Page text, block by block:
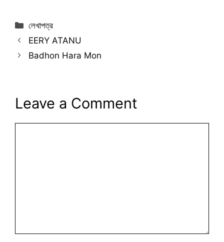
Categories
লেখাপত্র
EERY ATANU
Badhon Hara Mon
Leave a Comment